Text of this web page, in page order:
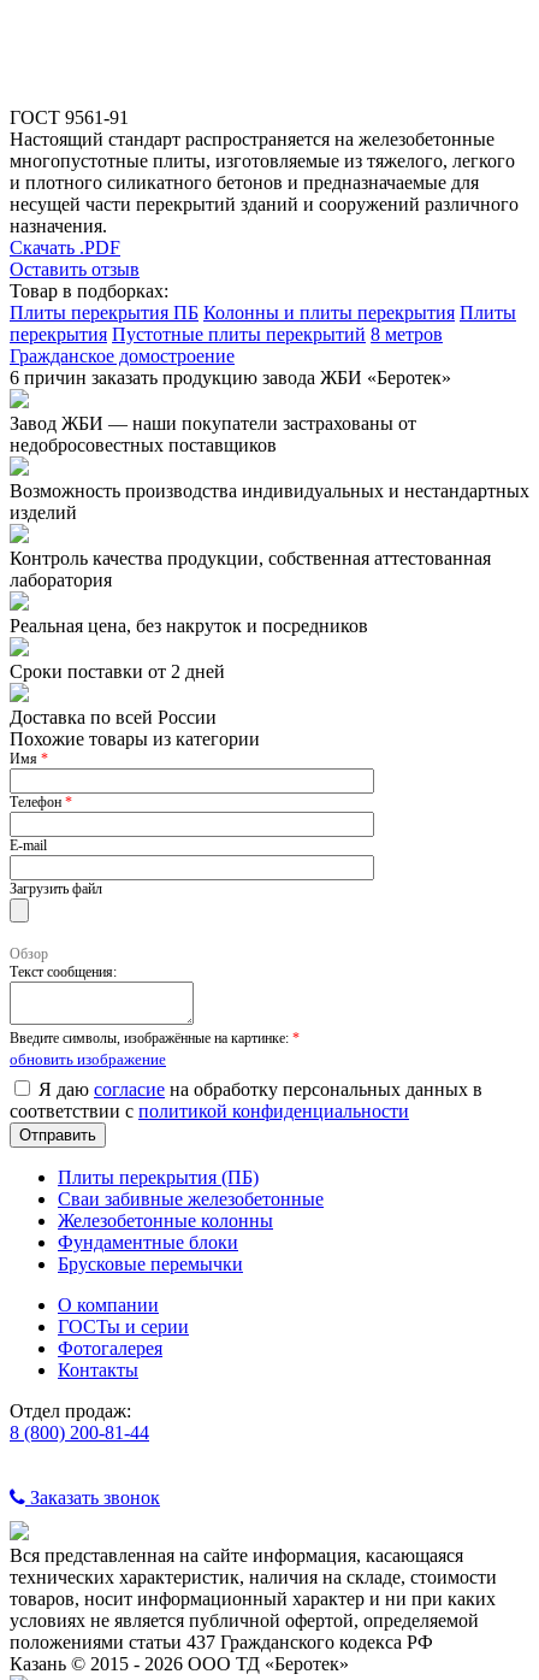
ГОСТ 9561-91
Настоящий стандарт распространяется на железобетонные
многопустотные плиты, изготовляемые из тяжелого, легкого
и плотного силикатного бетонов и предназначаемые для
несущей части перекрытий зданий и сооружений различного
назначения.
Скачать .PDF
Оставить отзыв
Товар в подборках:
Плиты перекрытия ПБ Колонны и плиты перекрытия Плиты
перекрытия Пустотные плиты перекрытий 8 метров
Гражданское домостроение
6 причин заказать продукцию завода ЖБИ «Беротек»
Завод ЖБИ — наши покупатели застрахованы от
недобросовестных поставщиков
Возможность производства индивидуальных и нестандартных
изделий
Контроль качества продукции, собственная аттестованная
лаборатория
Реальная цена, без накруток и посредников
Сроки поставки от 2 дней
Доставка по всей России
Похожие товары из категории
Имя *
Телефон *
E-mail
Загрузить файл
Обзор
Текст сообщения:
Введите символы, изображённые на картинке: *
обновить изображение
Я даю согласие на обработку персональных данных в
соответствии с политикой конфиденциальности
Плиты перекрытия (ПБ)
Сваи забивные железобетонные
Железобетонные колонны
Фундаментные блоки
Брусковые перемычки
О компании
ГОСТы и серии
Фотогалерея
Контакты
Отдел продаж:
8 (800) 200-81-44
Заказать звонок
Вся представленная на сайте информация, касающаяся
технических характеристик, наличия на складе, стоимости
товаров, носит информационный характер и ни при каких
условиях не является публичной офертой, определяемой
положениями статьи 437 Гражданского кодекса РФ
Казань © 2015 - 2026 ООО ТД «Беротек»